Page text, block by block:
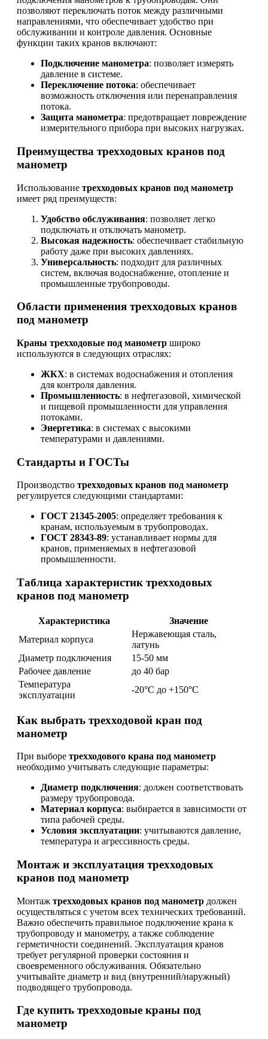
позволяют переключать поток между различными
направлениями, что обеспечивает удобство при
обслуживании и контроле давления. Основные
функции таких кранов включают:
Подключение манометра: позволяет измерять
давление в системе.
Переключение потока: обеспечивает
возможность отключения или перенаправления
потока.
Защита манометра: предотвращает повреждение
измерительного прибора при высоких нагрузках.
Преимущества трехходовых кранов под
манометр
Использование трехходовых кранов под манометр
имеет ряд преимуществ:
Удобство обслуживания: позволяет легко
подключать и отключать манометр.
Высокая надежность: обеспечивает стабильную
работу даже при высоких давлениях.
Универсальность: подходит для различных
систем, включая водоснабжение, отопление и
промышленные трубопроводы.
Области применения трехходовых кранов
под манометр
Краны трехходовые под манометр широко
используются в следующих отраслях:
ЖКХ: в системах водоснабжения и отопления
для контроля давления.
Промышленность: в нефтегазовой, химической
и пищевой промышленности для управления
потоками.
Энергетика: в системах с высокими
температурами и давлениями.
Стандарты и ГОСТы
Производство трехходовых кранов под манометр
регулируется следующими стандартами:
ГОСТ 21345-2005: определяет требования к
кранам, используемым в трубопроводах.
ГОСТ 28343-89: устанавливает нормы для
кранов, применяемых в нефтегазовой
промышленности.
Таблица характеристик трехходовых
кранов под манометр
Характеристика
Значение
Материал корпуса
Нержавеющая сталь,
латунь
Диаметр подключения
15-50 мм
Рабочее давление
до 40 бар
Температура
эксплуатации
-20°C до +150°C
Как выбрать трехходовой кран под
манометр
При выборе трехходового крана под манометр
необходимо учитывать следующие параметры:
Диаметр подключения: должен соответствовать
размеру трубопровода.
Материал корпуса: выбирается в зависимости от
типа рабочей среды.
Условия эксплуатации: учитываются давление,
температура и агрессивность среды.
Монтаж и эксплуатация трехходовых
кранов под манометр
Монтаж трехходовых кранов под манометр должен
осуществляться с учетом всех технических требований.
Важно обеспечить правильное подключение крана к
трубопроводу и манометру, а также соблюдение
герметичности соединений. Эксплуатация кранов
требует регулярной проверки состояния и
своевременного обслуживания. Обязательно
учитывайте диаметр и вид (внутренний/наружный)
подводящего трубопровода.
Где купить трехходовые краны под
манометр